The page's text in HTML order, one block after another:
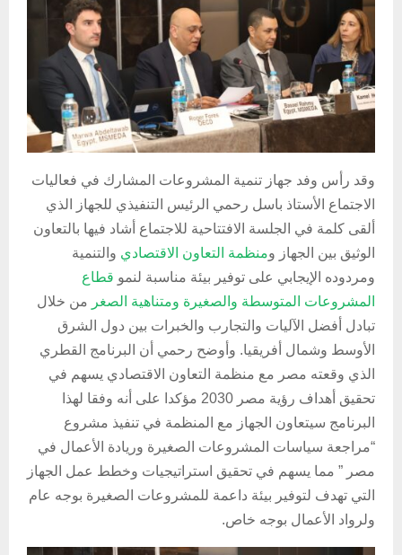
وقد رأس وفد جهاز تنمية المشروعات المشارك في فعاليات
الاجتماع الأستاذ باسل رحمي الرئيس التنفيذي للجهاز الذي
ألقى كلمة في الجلسة الافتتاحية للاجتماع أشاد فيها بالتعاون
الوثيق بين الجهاز ومنظمة التعاون الاقتصادي والتنمية
ومردوده الإيجابي على توفير بيئة مناسبة لنمو قطاع
المشروعات المتوسطة والصغيرة ومتناهية الصغر من خلال
تبادل أفضل الآليات والتجارب والخبرات بين دول الشرق
الأوسط وشمال أفريقيا. وأوضح رحمي أن البرنامج القطري
الذي وقعته مصر مع منظمة التعاون الاقتصادي يسهم في
تحقيق أهداف رؤية مصر 2030 مؤكدا على أنه وفقا لهذا
البرنامج سيتعاون الجهاز مع المنظمة في تنفيذ مشروع
“مراجعة سياسات المشروعات الصغيرة وريادة الأعمال في
مصر ” مما يسهم في تحقيق استراتيجيات وخطط عمل الجهاز
التي تهدف لتوفير بيئة داعمة للمشروعات الصغيرة بوجه عام
ولرواد الأعمال بوجه خاص.